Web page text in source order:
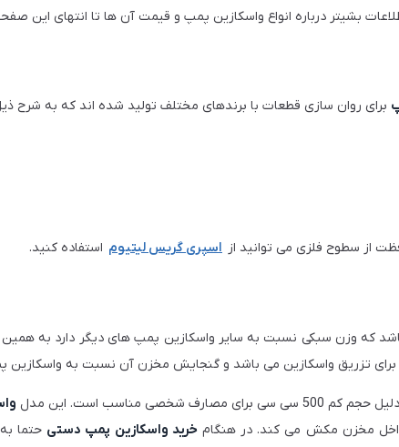
بشیتر درباره انواع واسکازین پمپ و قیمت آن ها تا انتهای این
برای روان سازی قطعات با برندهای مختلف تولید شده اند که به شرح
از سطوح فلزی می توانید از اسپری گریس لیتیوم استفاده کنید.
که وزن سبکی نسبت به سایر واسکازین پمپ های دیگر دارد به همین
برای تزریق واسکازین می باشد و گنجایش مخزن آن نسبت به
مناسب است. این مدل
مخزن مکش می کند. در هنگام خرید واسکازین پمپ دستی حتما